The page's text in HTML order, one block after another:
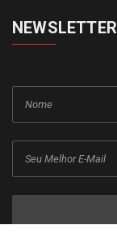
NEWSLETTER